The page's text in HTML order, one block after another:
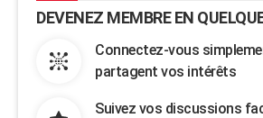
DEVENEZ MEMBRE EN
Connectez-vous
partagent vos intérêts
Suivez vos discussions